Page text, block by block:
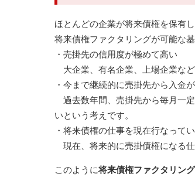
ほとんどの企業が将来債権を保有
将来債権ファクタリングが可能な
・売掛先の信用度が極めて高い
大企業、有名企業、上場企業な
・今まで継続的に売掛先から入金
過去数年間、売掛先から毎月一
いという考えです。
・将来債権の仕事を現在行なって
現在、将来的に売掛債権になる
このように将来債権ファクタリン